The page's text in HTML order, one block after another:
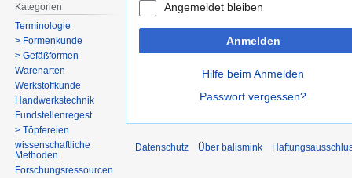
Angemeldet bleiben
Anmelden
Hilfe beim Anmelden
Passwort vergessen?
Kategorien
Terminologie
> Formenkunde
> Gefäßformen
Warenarten
Werkstoffkunde
Handwerkstechnik
Fundstellenregest
> Töpfereien
wissenschaftliche
Methoden
Forschungsressourcen
Datenschutz Über balismink